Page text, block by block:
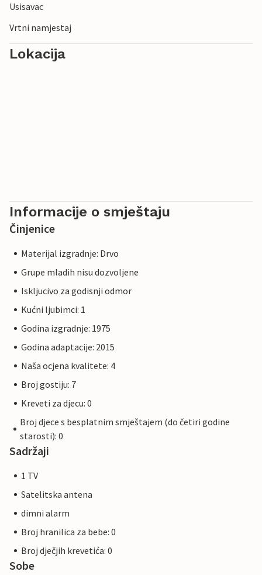
Usisavac
Vrtni namjestaj
Lokacija
Informacije o smještaju
Činjenice
Materijal izgradnje: Drvo
Grupe mladih nisu dozvoljene
Iskljucivo za godisnji odmor
Kućni ljubimci: 1
Godina izgradnje: 1975
Godina adaptacije: 2015
Naša ocjena kvalitete: 4
Broj gostiju: 7
Kreveti za djecu: 0
Broj djece s besplatnim smještajem (do četiri godine
starosti): 0
Sadržaji
1 TV
Satelitska antena
dimni alarm
Broj hranilica za bebe: 0
Broj dječjih krevetića: 0
Sobe